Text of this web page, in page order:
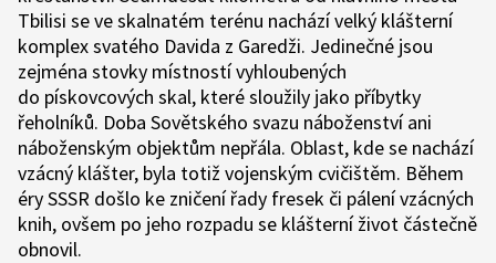
Tbilisi se ve skalnatém terénu nachází velký klášterní
komplex svatého Davida z Garedži. Jedinečné jsou
zejména stovky místností vyhloubených
do pískovcových skal, které sloužily jako příbytky
řeholníků. Doba Sovětského svazu náboženství ani
náboženským objektům nepřála. Oblast, kde se nachází
vzácný klášter, byla totiž vojenským cvičištěm. Během
éry SSSR došlo ke zničení řady fresek či pálení vzácných
knih, ovšem po jeho rozpadu se klášterní život částečně
obnovil.